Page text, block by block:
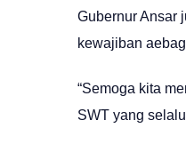
Gubernur Ansar
kewajiban
“Semoga kita
SWT yang